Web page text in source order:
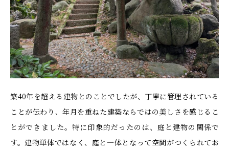
築40年を超える建物とのことでしたが、丁寧に管理されている
ことが伝わり、年月を重ねた建築ならではの美しさを感じるこ
とができました。特に印象的だったのは、庭と建物の関係で
す。建物単体ではなく、庭と一体となって空間がつくられてお